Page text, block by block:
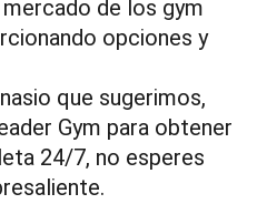
de los gym
opciones y
que sugerimos,
Gym para obtener
24/7, no esperes